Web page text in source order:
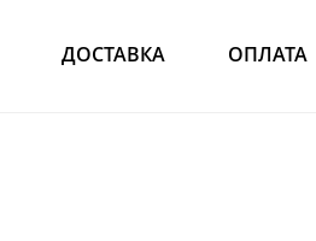
ДОСТАВКА ОПЛАТА